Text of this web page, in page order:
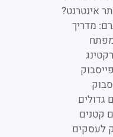
אינטרנט?
מדריך
מפתח
גדולים
קטנים
לעסקים